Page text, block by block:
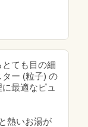
ても目の細
ー (粒子) の
最適なピュ
熱いお湯が